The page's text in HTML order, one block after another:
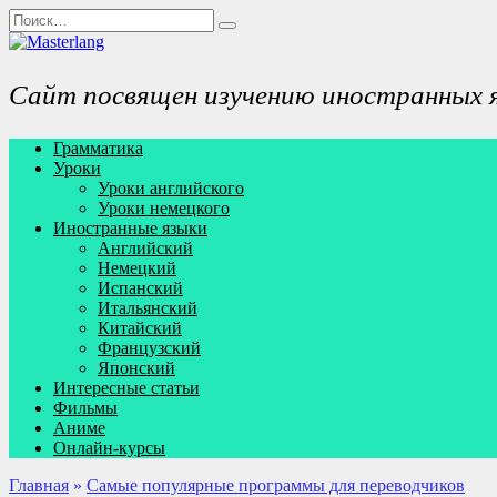
Перейти
к
содержанию
Search
for:
Сайт посвящен изучению иностранных
Грамматика
Уроки
Уроки английского
Уроки немецкого
Иностранные языки
Английский
Немецкий
Испанский
Итальянский
Китайский
Французский
Японский
Интересные статьи
Фильмы
Аниме
Онлайн-курсы
Главная » Самые популярные программы для переводчиков